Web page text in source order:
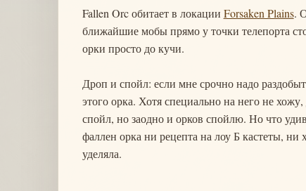
Fallen Orc обитает в локации Forsaken Plains.
ближайшие мобы прямо у точки телепорта
орки просто до кучи.
Дроп и спойл: если мне срочно надо
этого орка. Хотя специально на него не
спойл, но заодно и орков спойлю. Но что
фаллен орка ни рецепта на лоу Б кастеты,
уделяла.